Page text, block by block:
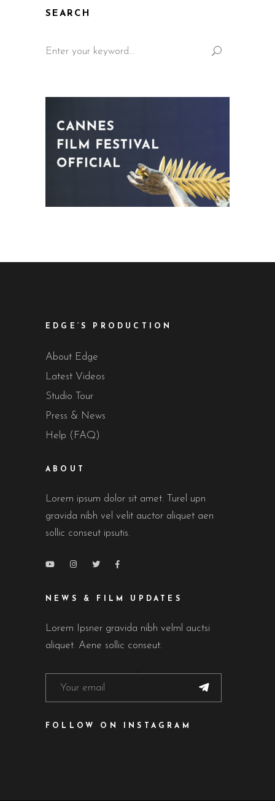
SEARCH
for:
EDGE’S PRODUCTION
About Edge
Latest Videos
Studio Tour
Press & News
Help (FAQ)
ABOUT
Lorem ipsum dolor sit amet. Turel upn
gravida nibh vel velit auctor aliquet aen
sollic conseut ipsutis.
NEWS & FILM UPDATES
Lorem Ipsner gravida nibh velml auctsi
aliquet. Aene sollic conseut.
FOLLOW ON INSTAGRAM